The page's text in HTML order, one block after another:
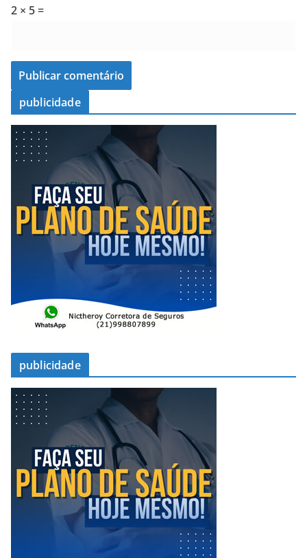
2 × 5 =
publicidade
publicidade